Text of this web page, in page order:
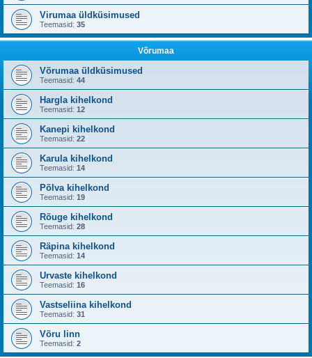
Virumaa üldküsimused
Teemasid: 35
Võrumaa
Võrumaa üldküsimused
Teemasid: 44
Hargla kihelkond
Teemasid: 12
Kanepi kihelkond
Teemasid: 22
Karula kihelkond
Teemasid: 14
Põlva kihelkond
Teemasid: 19
Rõuge kihelkond
Teemasid: 28
Räpina kihelkond
Teemasid: 14
Urvaste kihelkond
Teemasid: 16
Vastseliina kihelkond
Teemasid: 31
Võru linn
Teemasid: 2